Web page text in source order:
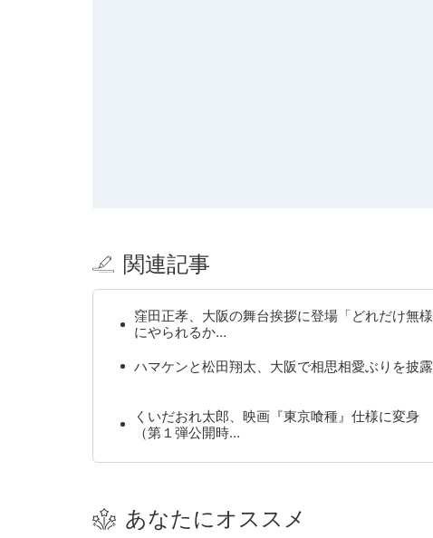
関連記事
窪田正孝、大阪の舞台挨拶に登場「どれだけ無様
にやられるか…
ハマケンと松田翔太、大阪で相思相愛ぶりを披露
くいだおれ太郎、映画『東京喰種』仕様に変身
（第１弾公開時…
あなたにオススメ